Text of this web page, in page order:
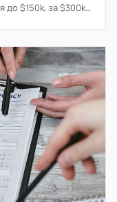
до $150k, за $300k,